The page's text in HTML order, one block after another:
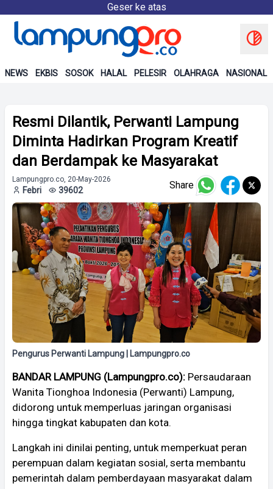
Geser ke atas
NEWS EKBIS SOSOK HALAL PELESIR OLAHRAGA NASIONAL
Resmi Dilantik, Perwanti Lampung
Diminta Hadirkan Program Kreatif
dan Berdampak ke Masyarakat
Lampungpro.co, 20-May-2026
Febri 39602 Share
Pengurus Perwanti Lampung | Lampungpro.co
BANDAR LAMPUNG (Lampungpro.co): Persaudaraan
Wanita Tionghoa Indonesia (Perwanti) Lampung,
didorong untuk memperluas jaringan organisasi
hingga tingkat kabupaten dan kota.
Langkah ini dinilai penting, untuk memperkuat peran
perempuan dalam kegiatan sosial, serta membantu
pemerintah dalam pemberdayaan masyarakat dalam